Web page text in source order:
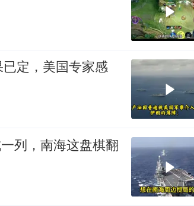
定，美国专家感
列，南海这盘棋翻